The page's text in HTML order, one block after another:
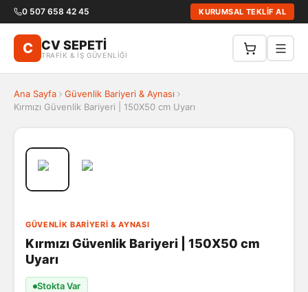
0 507 658 42 45 KURUMSAL TEKLİF AL
C CV SEPETİ
TRAFİK & İŞ GÜVENLİĞİ
Ana Sayfa
Güvenlik Bariyeri & Aynası
Kırmızı Güvenlik Bariyeri | 150X50 cm Uyarı
GÜVENLIK BARIYERI & AYNASI
Kırmızı Güvenlik Bariyeri | 150X50 cm
Uyarı
Stokta Var